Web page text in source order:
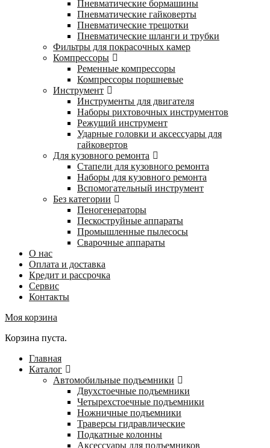
Пневматические бормашины
Пневматические гайковерты
Пневматические трещотки
Пневматические шланги и трубки
Фильтры для покрасочных камер
Компрессоры
Ременные компрессоры
Компрессоры поршневые
Инструмент
Инструменты для двигателя
Наборы рихтовочных инструментов
Режущий инструмент
Ударные головки и аксессуары для
гайковертов
Для кузовного ремонта
Стапели для кузовного ремонта
Наборы для кузовного ремонта
Вспомогательный инструмент
Без категории
Пеногенераторы
Пескоструйные аппараты
Промышленные пылесосы
Сварочные аппараты
О нас
Оплата и доставка
Кредит и рассрочка
Сервис
Контакты
Моя корзина
Корзина пуста.
Главная
Каталог
Автомобильные подъемники
Двухстоечные подъемники
Четырехстоечные подъемники
Ножничные подъемники
Траверсы гидравлические
Подкатные колонны
Аксессуары для подъемников